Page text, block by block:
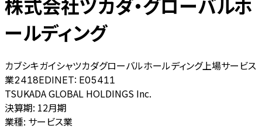
ールディング
カブシキガイシャツカダグローバルホールディング上場サービス
業2418EDINET: E05411
TSUKADA GLOBAL HOLDINGS Inc.
決算期: 12月期
業種: サービス業